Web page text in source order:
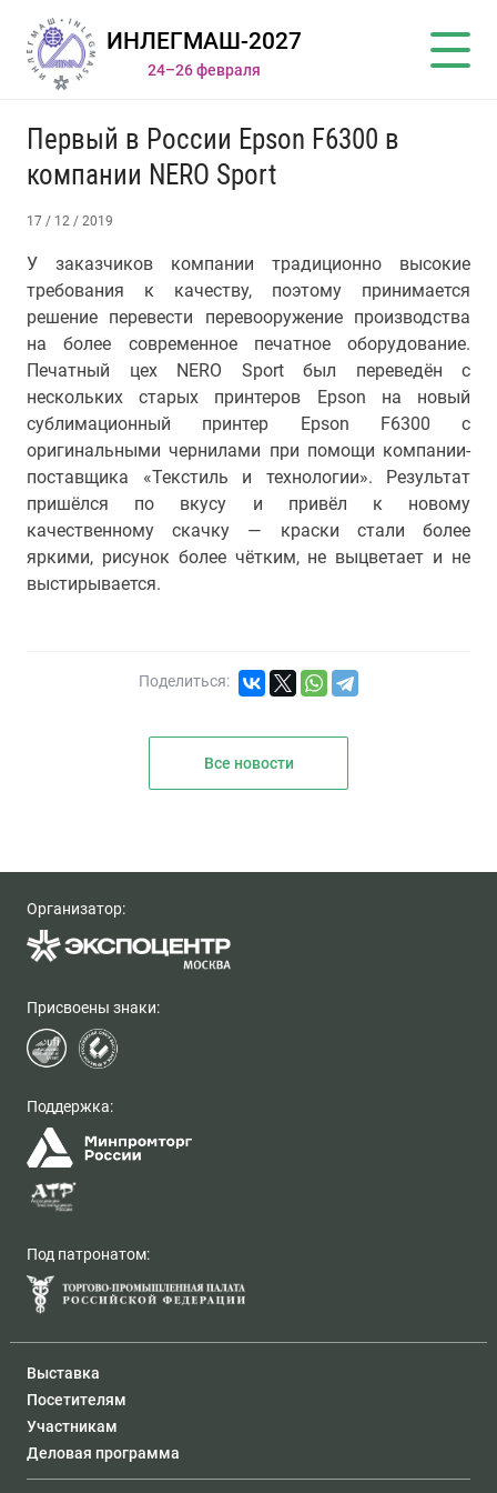
ИНЛЕГМАШ-2027
24–26 февраля
Первый в России Epson F6300 в
компании NERO Sport
17 / 12 / 2019
У заказчиков компании традиционно высокие
требования к качеству, поэтому принимается
решение перевести перевооружение производства
на более современное печатное оборудование.
Печатный цех NERO Sport был переведён с
нескольких старых принтеров Epson на новый
сублимационный принтер Epson F6300 с
оригинальными чернилами при помощи компании-
поставщика «Текстиль и технологии». Результат
пришёлся по вкусу и привёл к новому
качественному скачку — краски стали более
яркими, рисунок более чётким, не выцветает и не
выстирывается.
Поделиться:
Все новости
Организатор:
Присвоены знаки:
Поддержка:
Под патронатом:
Выставка
Посетителям
Участникам
Деловая программа